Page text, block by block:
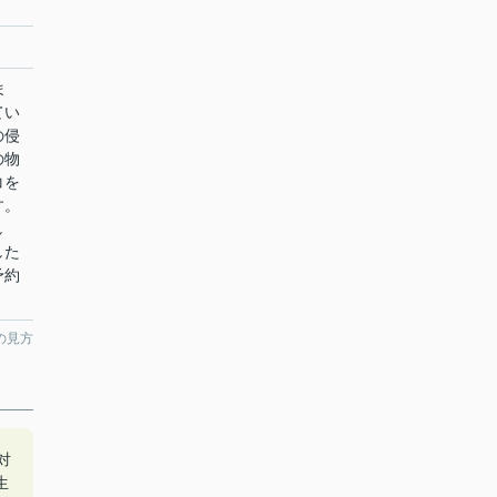
い
侵
物
を
約
見方